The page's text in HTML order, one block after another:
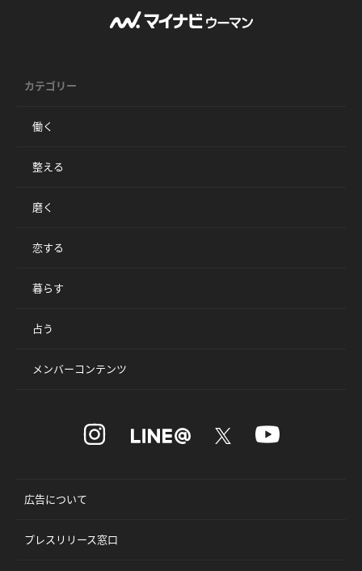
カテゴリー
働く
整える
磨く
恋する
暮らす
占う
メンバーコンテンツ
広告について
プレスリリース窓口